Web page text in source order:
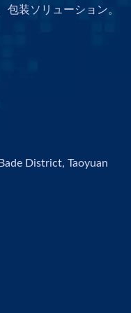
包装ソリューション。
District, Taoyuan